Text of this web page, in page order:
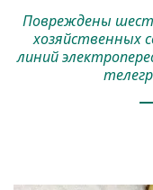
Повреждены
хозяйственных
линий